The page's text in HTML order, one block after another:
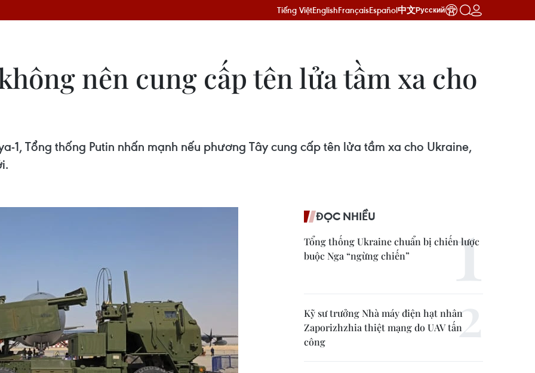
Tiếng ViệtEnglishFrançaisEspañol中文Русский
nên cung cấp tên lửa tầm xa cho
1, Tổng thống Putin nhấn mạnh nếu phương Tây cung cấp tên lửa tầm xa cho Ukraine,
ĐỌC NHIỀU
Tổng thống Ukraine chuẩn bị chiến lược
buộc Nga “ngừng chiến”
Kỹ sư trưởng Nhà máy điện hạt nhân
Zaporizhzhia thiệt mạng do UAV tấn
công